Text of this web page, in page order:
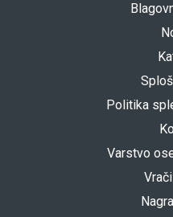
Politika
Varstvo